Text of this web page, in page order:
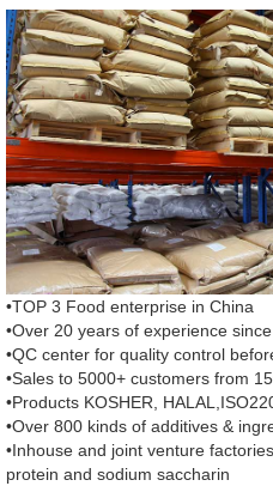
•TOP 3 Food enterprise in China
•Over 20 years of experience
•QC center for quality control
•Sales to 5000+ customers from
•Products KOSHER,
•Over 800 kinds of additives &
•Inhouse and joint venture
protein and sodium saccharin